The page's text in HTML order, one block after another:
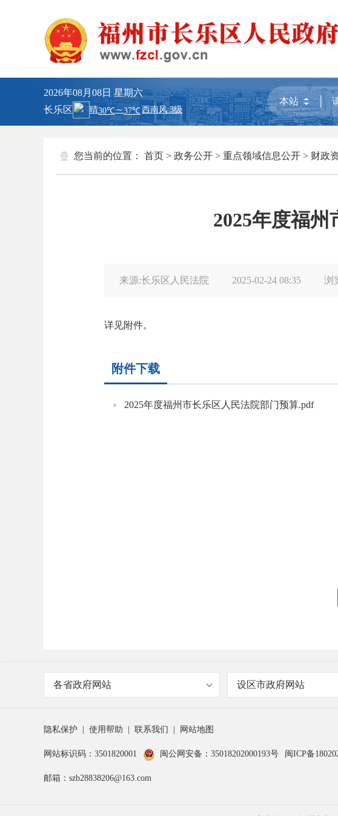
2026年08月08日 星期六
长乐区
您当前的位置： 首页 > 政务公开 > 重点领域信息公开 > 财政
2025年度福
来源:长乐区人民法院 2025-02-24 08:35 浏
详见附件。
附件下载
2025年度福州市长乐区人民法院部门预算.pdf
各省政府网站 设区市政府网站
隐私保护 使用帮助 联系我们 网站地图
网站标识码：3501820001 闽公网安备：35018202000193号 闽ICP备
邮箱：szb28838206@163.com